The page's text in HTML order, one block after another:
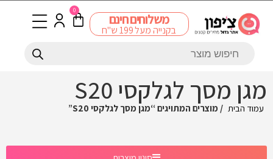
משלוחים חינם
בקנייה מעל 199 ש"ח
0
מגן מסך לגלקסי S20
עמוד הבית / מוצרים המתויגים “מגן מסך לגלקסי S20”